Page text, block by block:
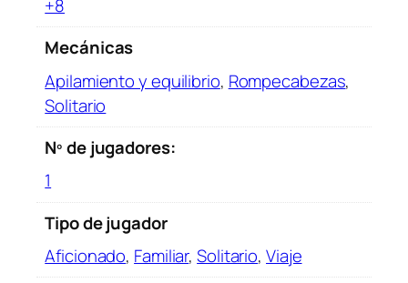
+8
Mecánicas
Apilamiento y equilibrio, Rompecabezas,
Solitario
Nº de jugadores:
1
Tipo de jugador
Aficionado, Familiar,Solitario,Viaje